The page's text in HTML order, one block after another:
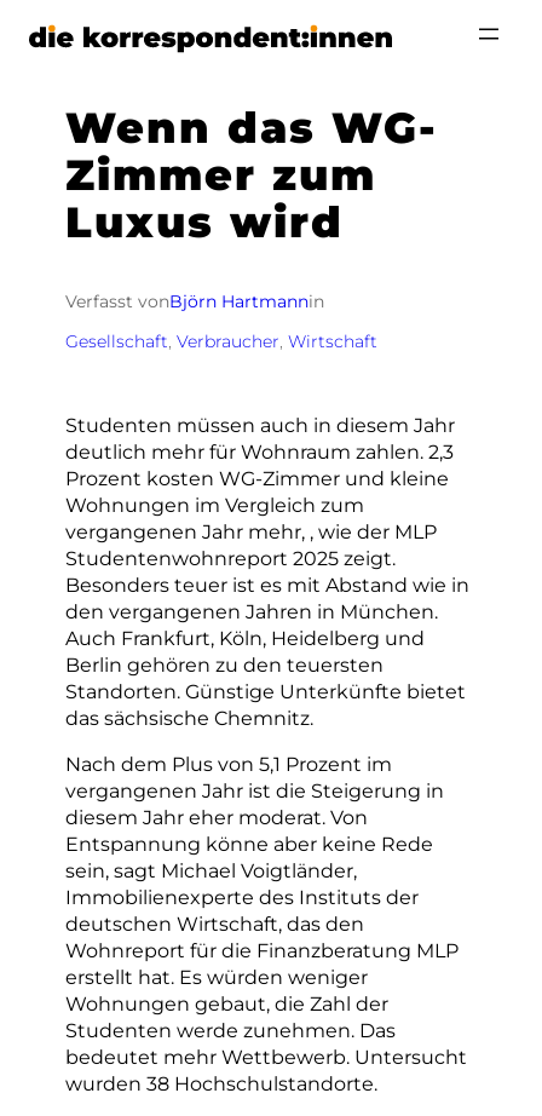
Zum
Wenn das WG-
Zimmer zum
Luxus wird
Verfasst vonBjörn Hartmannin
Gesellschaft, Verbraucher, Wirtschaft
Studenten müssen auch in diesem Jahr
deutlich mehr für Wohnraum zahlen. 2,3
Prozent kosten WG-Zimmer und kleine
Wohnungen im Vergleich zum
vergangenen Jahr mehr, , wie der MLP
Studentenwohnreport 2025 zeigt.
Besonders teuer ist es mit Abstand wie in
den vergangenen Jahren in München.
Auch Frankfurt, Köln, Heidelberg und
Berlin gehören zu den teuersten
Standorten. Günstige Unterkünfte bietet
das sächsische Chemnitz.
Nach dem Plus von 5,1 Prozent im
vergangenen Jahr ist die Steigerung in
diesem Jahr eher moderat. Von
Entspannung könne aber keine Rede
sein, sagt Michael Voigtländer,
Immobilienexperte des Instituts der
deutschen Wirtschaft, das den
Wohnreport für die Finanzberatung MLP
erstellt hat. Es würden weniger
Wohnungen gebaut, die Zahl der
Studenten werde zunehmen. Das
bedeutet mehr Wettbewerb. Untersucht
wurden 38 Hochschulstandorte.